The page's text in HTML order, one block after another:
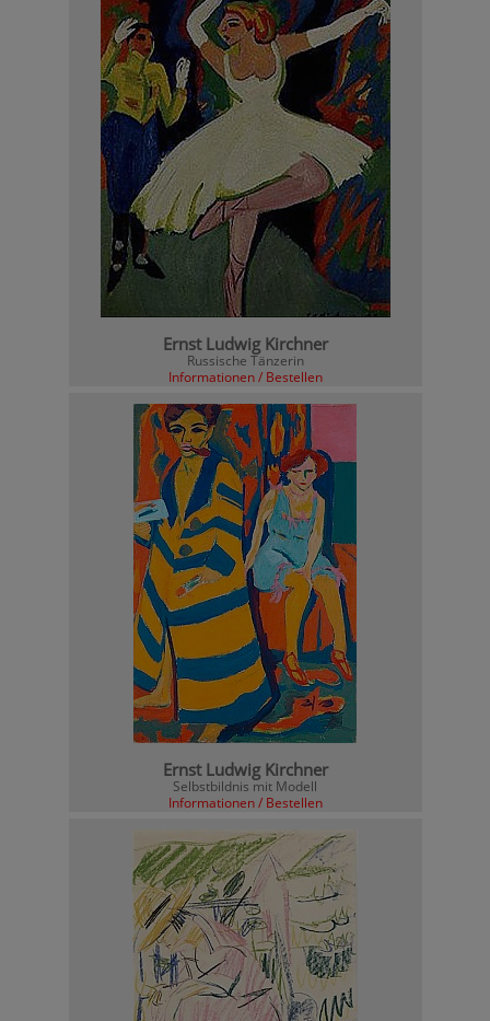
Ernst Ludwig Kirchner
Russische Tänzerin
Informationen / Bestellen
Ernst Ludwig Kirchner
Selbstbildnis mit Modell
Informationen / Bestellen